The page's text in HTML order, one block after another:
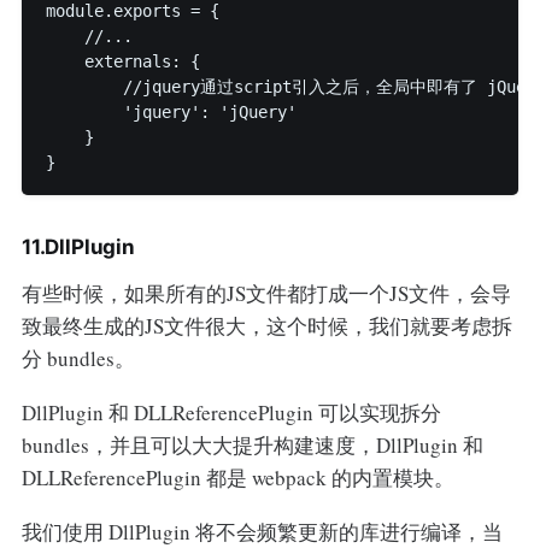
module.exports = {
//...
externals: {
//jquery通过script引入之后，全局中即有了 jQuery
'jquery': 'jQuery'
}
}
11.DllPlugin
有些时候，如果所有的JS文件都打成一个JS文件，会导
致最终生成的JS文件很大，这个时候，我们就要考虑拆
分 bundles。
DllPlugin 和 DLLReferencePlugin 可以实现拆分
bundles，并且可以大大提升构建速度，DllPlugin 和
DLLReferencePlugin 都是 webpack 的内置模块。
我们使用 DllPlugin 将不会频繁更新的库进行编译，当